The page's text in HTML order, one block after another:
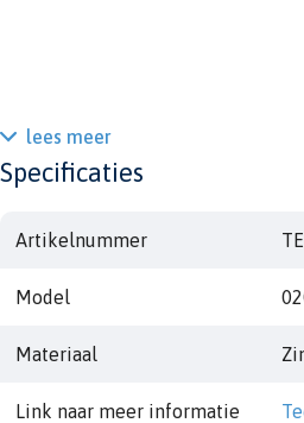
lees meer
Specificaties
Artikelnummer
Model
Materiaal
Link naar meer informatie